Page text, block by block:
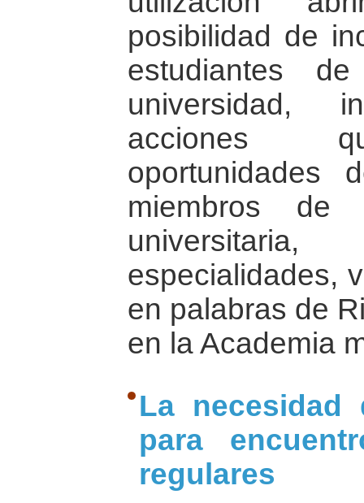
posibilidad de
estudiantes
universidad,
acciones
oportunidades
miembros de
especialidades,
en palabras de
en la Academia
La necesidad
para
regulares